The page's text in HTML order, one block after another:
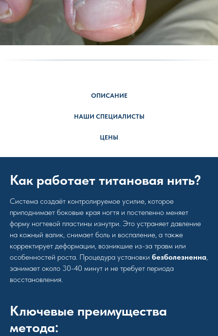
ОПИСАНИЕ
НАШИ СПЕЦИАЛИСТЫ
ЦЕНЫ
Как работает титановая нить?
Система создаёт контролируемое усилие, которое
приподнимает боковые края ногтя и постепенно меняет
форму ногтевой пластины изнутри. Это устраняет давление
на кожный валик, снимает боль и воспаление, а также
корректирует деформации, возникшие из-за травм или
особенностей роста. Процедура установки безболезненна
занимает около 30-40 минут и не требует периода
восстановления.
Ключевые преимущества
метода: